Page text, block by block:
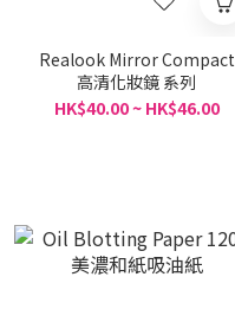
Realook Mirror Compact
高清化妝鏡 系列
HK$40.00 ~ HK$46.00